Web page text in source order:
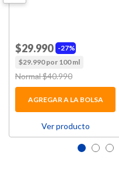
27%
$29.990
$29.990 por 100 ml
Price reduced from
Normal $40.990
AGREGAR A LA BOLSA
Ver producto